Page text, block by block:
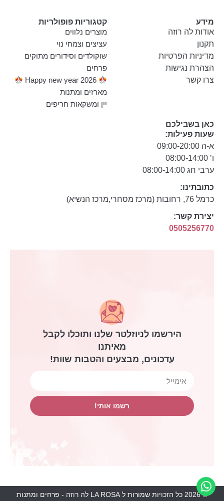
מידע
אודות לה רוזה
תקנון
מדיניות הפרטיות
הצהרת נגישות
צרו קשר
קטגוריות פופולריות
מוצרים נלווים
עציצים וצמחי נוי
שוקולדים וסידורים מתוקים
פרחים
Happy new year 2026
מארזים ומתנות
יין ומשקאות חריפים
כאן בשבילכם
שעות פעילות:
א-ה 09:00-20:00
ו’ 08:00-14:00
ערבי חג 08:00-14:00
כתובתינו:
כרמל 76, רחובות (מרכז מסחרי,מרכז הנשיא)
יצירת קשר:
0505256770
הירשמו לניוזלטר שלנו ותוכלו לקבל
מאיתנו
עדכונים, מבצעים והטבות שוות!
רשמו אותי!
© 2026 כל הזכויות שמורות ל
LA ROSA לה רוזה - פרחים ומתנות